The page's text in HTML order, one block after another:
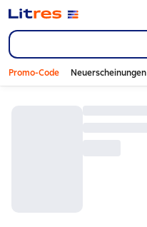
Promo-Code Neuerscheinungen